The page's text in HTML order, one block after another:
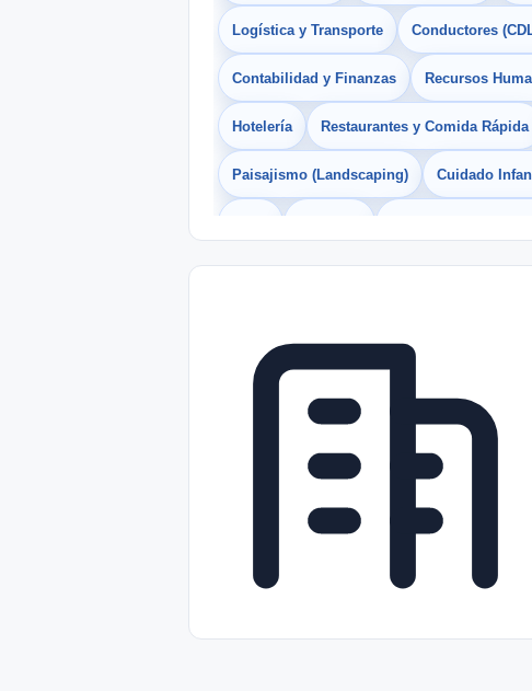
Logística y Transporte Conductores
Contabilidad y Finanzas Recursos
Hotelería Restaurantes y Comida Rápida
Paisajismo (Landscaping) Cuidado
Freelance Prácticas (Internships)
Telecomunicaciones